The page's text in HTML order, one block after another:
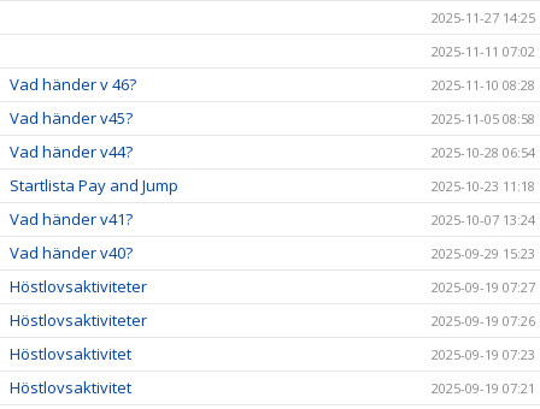
2025-11-27 14:25
2025-11-11 07:02
Vad händer v 46? 2025-11-10 08:28
Vad händer v45? 2025-11-05 08:58
Vad händer v44? 2025-10-28 06:54
Startlista Pay and Jump 2025-10-23 11:18
Vad händer v41? 2025-10-07 13:24
Vad händer v40? 2025-09-29 15:23
Höstlovsaktiviteter 2025-09-19 07:27
Höstlovsaktiviteter 2025-09-19 07:26
Höstlovsaktivitet 2025-09-19 07:23
Höstlovsaktivitet 2025-09-19 07:21